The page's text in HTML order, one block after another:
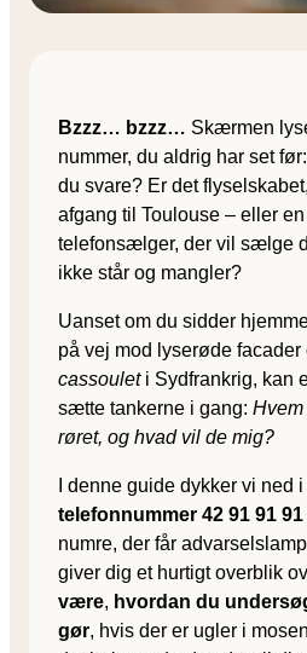
Bzzz… bzzz… Skærmen
nummer, du aldrig har set før:
du svare? Er det
afgang til Toulouse – eller
telefonsælger, der vil sælge
ikke står og mangler?
Uanset om du sidder
på vej mod lyserøde facader
cassouleti Sydfrankrig, kan
sætte tankerne i gang: Hvem
røret, og hvad vil de mig?
I denne guide dykker vi ned
telefonnummer 42 91 91 91
numre, der får
giver dig et hurtigt overblik
være, hvordan du
gør, hvis der er ugler i